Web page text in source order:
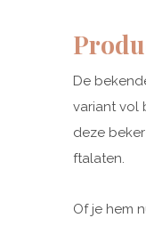
De
variant vol
deze
ftalaten.
Of je hem